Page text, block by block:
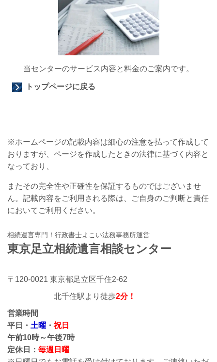
当センターのサービス内容と料金のご案内です。
トップページに戻る
※ホームページの記載内容は細心の注意を払って作成して
おりますが、ページを作成したときの法律に基づく内容と
なっており、
またその完全性や正確性を保証するものではございませ
ん。記載内容をご利用される際は、ご自身のご判断と責任
においてご利用ください。
相続遺言専門！行政書士よこい法務事務所運営
東京足立相続遺言相談センター
〒120-0021 東京都足立区千住2-62
北千住駅より徒歩2分！
営業時間
平日・ 土曜 ・祝日
午前10時～午後7時
定休日： 毎週日曜